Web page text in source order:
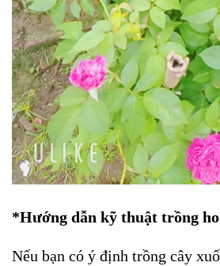
*Hướng dẫn kỹ thuật trồng
Nếu bạn có ý định trồng cây